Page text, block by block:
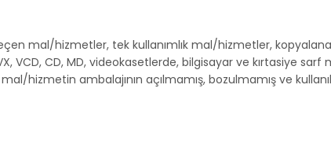
mal/hizmetler, tek kullanımlık mal/hizmetler,
VCD, CD, MD, videokasetlerde, bilgisayar ve kırtasiye
hizmetin ambalajının açılmamış, bozulmamış ve